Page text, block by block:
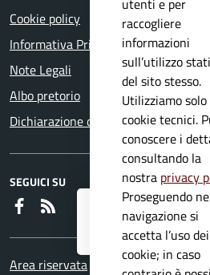
Registrati ai serviziAPP IO
aggiornamenti dall'Ente
Cookie policy
Informativa Privacy
Note Legali
Albo pretorio
Dichiarazione di accessibilità
SEGUICI SU
Faceboook
Area riservata
utenti e per
raccogliere
informazioni
sull’utilizzo
del sito stesso.
Utilizziamo solo
cookie tecnici.
conoscere i
consultando la
nostra privacy
Proseguendo
navigazione si
accetta l’uso dei
cookie; in caso